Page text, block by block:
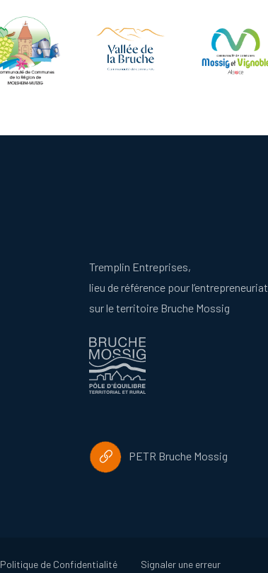
Tremplin Entreprises,
lieu de référence pour l’entrepreneuriat
sur le territoire Bruche Mossig
PETR Bruche Mossig
Politique de Confidentialité Signaler une erreur